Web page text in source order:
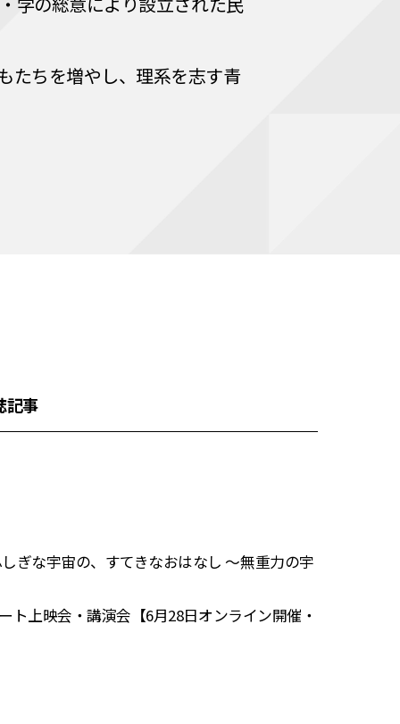
たちを増やし、理系を志す青
ぎな宇宙の、すてきなおはなし ～無重力の宇
上映会・講演会【6月28日オンライン開催・
記事